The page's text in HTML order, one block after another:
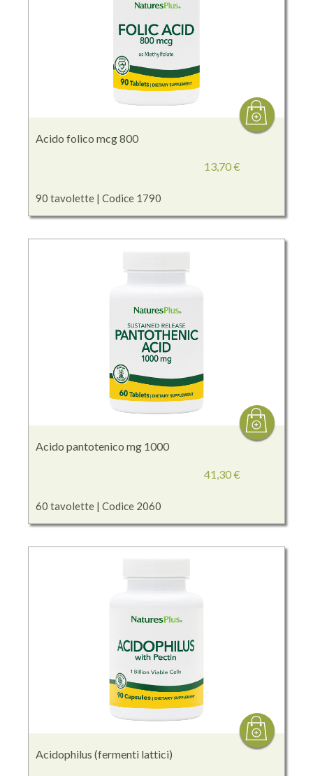
Acido folico mcg 800
90 tavolette | Codice 1790
13,70 €
Acido pantotenico mg 1000
60 tavolette | Codice 2060
41,30 €
Acidophilus (fermenti lattici)